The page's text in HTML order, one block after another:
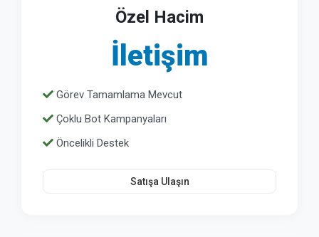
Özel Hacim
İletişim
Görev Tamamlama Mevcut
Çoklu Bot Kampanyaları
Öncelikli Destek
Satışa Ulaşın